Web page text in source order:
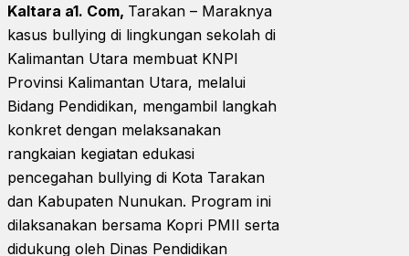
Kaltara a1. Com, Tarakan – Maraknya
kasus bullying di lingkungan sekolah di
Kalimantan Utara membuat KNPI
Provinsi Kalimantan Utara, melalui
Bidang Pendidikan, mengambil langkah
konkret dengan melaksanakan
rangkaian kegiatan edukasi
pencegahan bullying di Kota Tarakan
dan Kabupaten Nunukan. Program ini
dilaksanakan bersama Kopri PMII serta
didukung oleh Dinas Pendidikan